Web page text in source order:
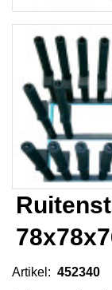
Artikel: 452340